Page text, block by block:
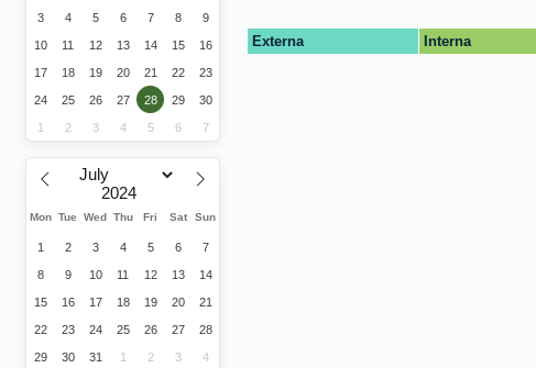
3 4 5 6 7 8 9
10 11 12 13 14 15 16
17 18 19 20 21 22 23
24 25 26 27 28 29 30
1 2 3 4 5 6 7
Mon Tue Wed Thu Fri Sat Sun
1 2 3 4 5 6 7
8 9 10 11 12 13 14
15 16 17 18 19 20 21
22 23 24 25 26 27 28
29 30 31 1 2 3 4
Externa Interna